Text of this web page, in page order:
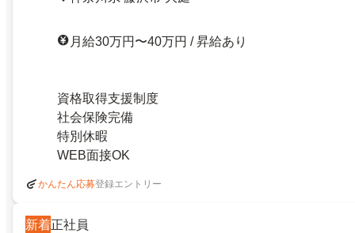
月給30万円〜40万円 / 昇給あり
資格取得支援制度
社会保険完備
特別休暇
WEB面接OK
かんたん応募登録エントリー
新着正社員